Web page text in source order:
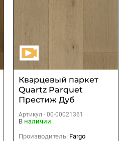
Кварцевый паркет
Quartz Parquet
Престиж Дуб
Шампань
Артикул - 00-00021361
В наличии
Производитель: Fargo